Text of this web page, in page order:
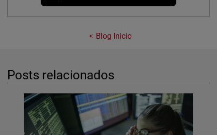
Blog Inicio
Posts relacionados